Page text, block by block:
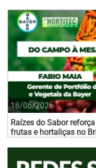
18/06/2026
Raízes do Sabor
frutas e hortaliças no